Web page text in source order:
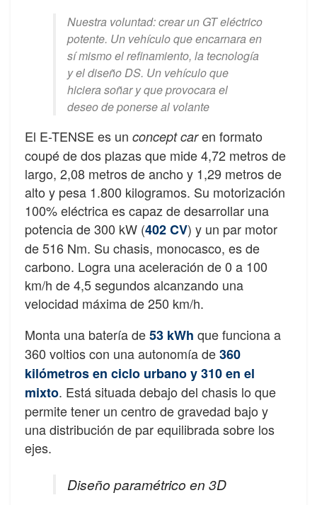
Nuestra voluntad: crear un GT eléctrico
potente. Un vehículo que encarnara en
sí mismo el refinamiento, la tecnología
y el diseño DS. Un vehículo que
hiciera soñar y que provocara el
deseo de ponerse al volante
El E-TENSE es un concept caren formato
coupé de dos plazas que mide 4,72 metros de
largo, 2,08 metros de ancho y 1,29 metros de
alto y pesa 1.800 kilogramos. Su motorización
100% eléctrica es capaz de desarrollar una
potencia de 300 kW (402 CV) y un par motor
de 516 Nm. Su chasis, monocasco, es de
carbono. Logra una aceleración de 0 a 100
km/h de 4,5 segundos alcanzando una
velocidad máxima de 250 km/h.
Monta una batería de53 kWh que funciona a
360 voltios con una autonomía de360
kilómetros en ciclo urbano y 310 en el
mixto. Está situada debajo del chasis lo que
permite tener un centro de gravedad bajo y
una distribución de par equilibrada sobre los
ejes.
Diseño paramétrico en 3D